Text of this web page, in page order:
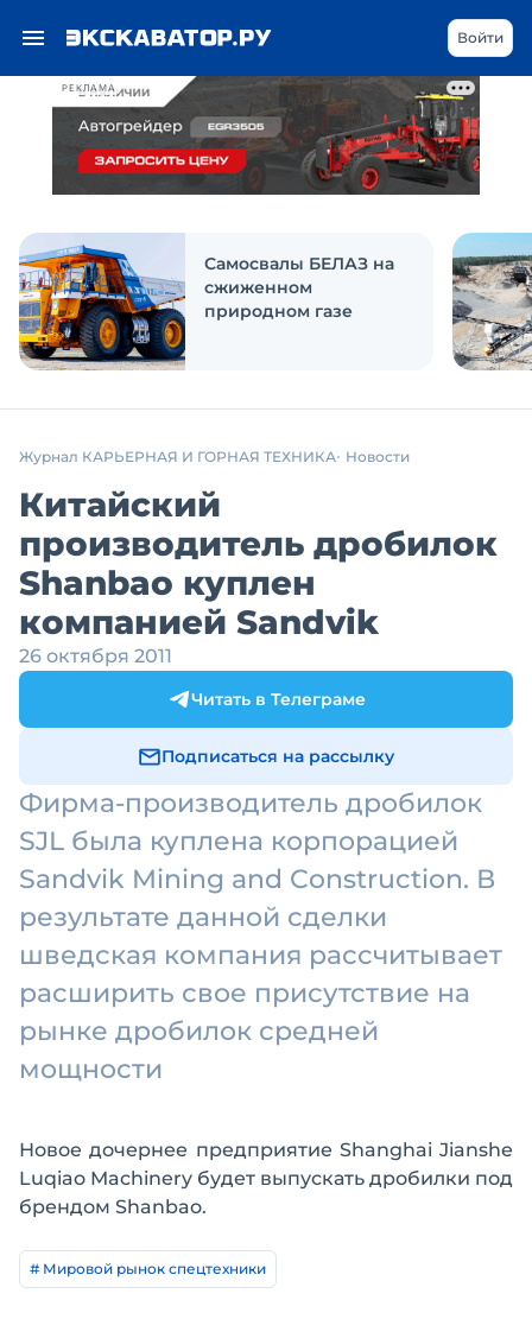
РЕКЛАМА
Войти
Самосвалы БЕЛАЗ на
сжиженном
природном газе
Журнал КАРЬЕРНАЯ И ГОРНАЯ ТЕХНИКА Новости
Китайский
производитель дробилок
Shanbao куплен
компанией Sandvik
26 октября 2011
Читать в Телеграме
Подписаться на рассылку
Фирма-производитель дробилок
SJL была куплена корпорацией
Sandvik Mining and Construction. В
результате данной сделки
шведская компания рассчитывает
расширить свое присутствие на
рынке дробилок средней
мощности
Новое дочернее предприятие Shanghai Jianshe
Luqiao Machinery будет выпускать дробилки под
брендом Shanbao.
# Мировой рынок спецтехники